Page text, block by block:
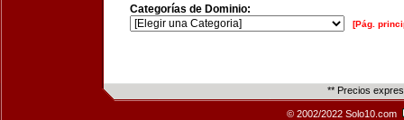
Categorías de Dominio:
[Pág.
** Precios
© 2002/2022 Solo10.com